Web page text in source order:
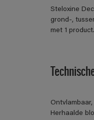
Steloxine
grond-,
met 1 product.
Herhaalde